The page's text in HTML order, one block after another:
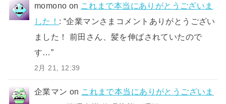
momono on これまで本当にありがとうございま
した！ : “企業マンさまコメントありがとうござい
ました！ 前田さん、髪を伸ばされていたので
す…”
2月 21, 12:39
企業マン on これまで本当にありがとうございま